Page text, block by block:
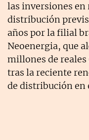
las inversiones en
distribución
años por la filial
Neoenergia, que
millones de
tras la reciente
de distribución en